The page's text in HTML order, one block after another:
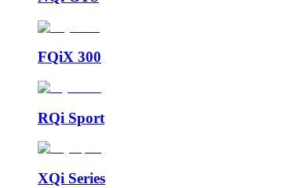
FQiX 300
RQi Sport
XQi Series